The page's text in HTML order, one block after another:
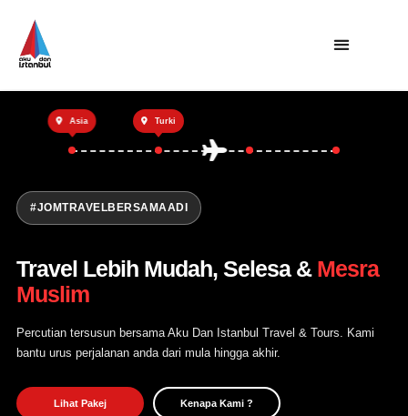
Utama
Private Trip
Open Trip
Tentang Kami
Hubungi Kami
Asia Turki
#JOMTRAVELBERSAMAADI
Travel Lebih Mudah, Selesa & Mesra
Muslim
Percutian tersusun bersama Aku Dan Istanbul Travel & Tours. Kami
bantu urus perjalanan anda dari mula hingga akhir.
Lihat Pakej Kenapa Kami ?